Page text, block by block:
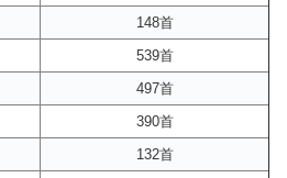
148首
539首
497首
390首
132首